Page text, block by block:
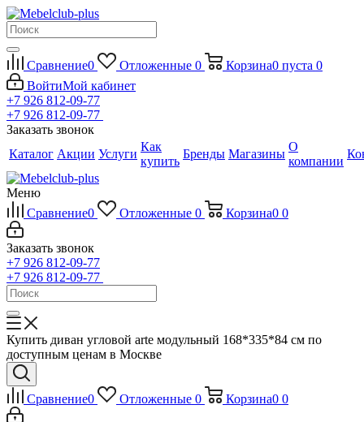
Сравнение0 Отложенные 0 Корзина0 пуста 0
ВойтиМой кабинет
+7 926 812-09-77
+7 926 812-09-77
Заказать звонок
Каталог Акции Услуги
Как
купить
Бренды Магазины
О
компании
Меню
Сравнение0 Отложенные 0 Корзина0 0
Заказать звонок
+7 926 812-09-77
+7 926 812-09-77
Купить диван угловой arte модульный 168*335*84 см по
доступным ценам в Москве
Сравнение0 Отложенные 0 Корзина0 0